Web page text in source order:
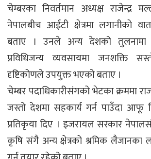
चेम्बरका निवर्तमान अध्यक्ष राजेन्द्र
नेपालबीच आईटी क्षेत्रमा लगानीको
बताए । उनले अन्य देशको तुलनामा
प्रविधिजन्य व्यवसायमा जनशक्ति
दृष्टिकोणले उपयुक्त भएको बताए ।
चेम्बर पदाधिकारीसंगको भेटका क्रममा
जस्तो देशमा सहकार्य गर्न पाउँदा
प्रतिकृया दिए । इजरायल सरकार
कृषि संगै अन्य क्षेत्रको श्रमिक लैजानका